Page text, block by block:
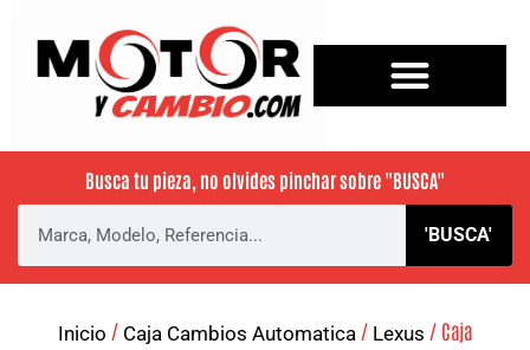
Busca tu pieza, no olvides pinchar sobre "BUSCA"
'BUSCA'
Inicio / Caja Cambios Automatica / Lexus / Caja